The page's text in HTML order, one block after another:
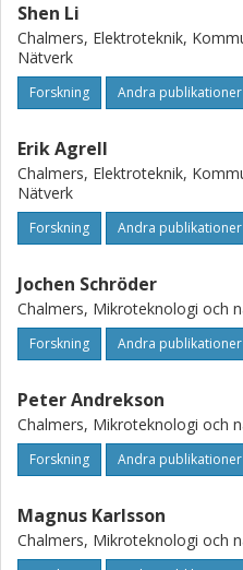
Shen Li
Chalmers, Elektroteknik,
Nätverk
Forskning Andra publikationer
Erik Agrell
Chalmers, Elektroteknik,
Nätverk
Forskning Andra publikationer
Jochen Schröder
Chalmers, Mikroteknologi och
Forskning Andra publikationer
Peter Andrekson
Chalmers, Mikroteknologi och
Forskning Andra publikationer
Magnus Karlsson
Chalmers, Mikroteknologi och